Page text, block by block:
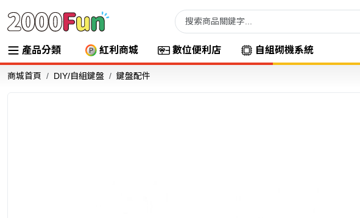
產品分類 紅利商城 數位便利店 自組砌機系統
商城首頁 DIY/自組鍵盤 鍵盤配件